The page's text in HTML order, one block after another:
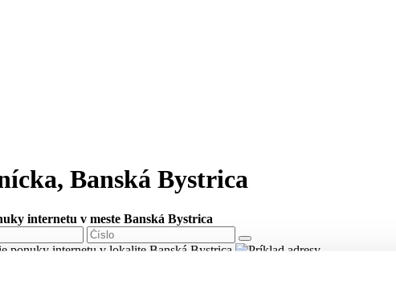
Banská Bystrica
internetu v meste Banská Bystrica
ponuky internetu v lokalite Banská Bystrica
Banícka v meste Banská Bystrica